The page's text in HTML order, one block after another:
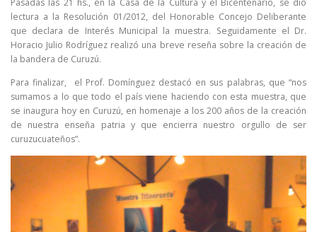
Pasadas las 21 hs., en la Casa de la Cultura y el Bicentenario, se dio
lectura a la Resolución 01/2012, del Honorable Concejo Deliberante
que declara de Interés Municipal la muestra. Seguidamente el Dr.
Horacio Julio Rodríguez realizó una breve reseña sobre la creación de
la bandera de Curuzú.
Para finalizar, el Prof. Domínguez destacó en sus palabras, que “nos
sumamos a lo que todo el país viene haciendo con esta muestra, que
se inaugura hoy en Curuzú, en homenaje a los 200 años de la creación
de nuestra enseña patria y que encierra nuestro orgullo de ser
curuzucuateños”.